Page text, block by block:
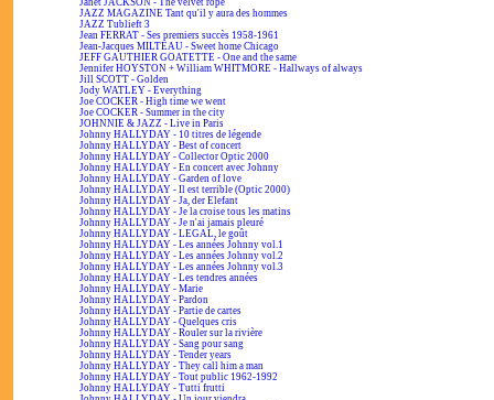
Janet JACKSON - The velvet rope
JAZZ MAGAZINE Tant qu'il y aura des hommes
JAZZ Tublieft 3
Jean FERRAT - Ses premiers succès 1958-1961
Jean-Jacques MILTEAU - Sweet home Chicago
JEFF GAUTHIER GOATETTE - One and the same
Jennifer HOYSTON + William WHITMORE - Hallways of always
Jill SCOTT - Golden
Jody WATLEY - Everything
Joe COCKER - High time we went
Joe COCKER - Summer in the city
JOHNNIE & JAZZ - Live in Paris
Johnny HALLYDAY - 10 titres de légende
Johnny HALLYDAY - Best of concert
Johnny HALLYDAY - Collector Optic 2000
Johnny HALLYDAY - En concert avec Johnny
Johnny HALLYDAY - Garden of love
Johnny HALLYDAY - Il est terrible (Optic 2000)
Johnny HALLYDAY - Ja, der Elefant
Johnny HALLYDAY - Je la croise tous les matins
Johnny HALLYDAY - Je n'ai jamais pleuré
Johnny HALLYDAY - LEGAL, le goût
Johnny HALLYDAY - Les années Johnny vol.1
Johnny HALLYDAY - Les années Johnny vol.2
Johnny HALLYDAY - Les années Johnny vol.3
Johnny HALLYDAY - Les tendres années
Johnny HALLYDAY - Marie
Johnny HALLYDAY - Pardon
Johnny HALLYDAY - Partie de cartes
Johnny HALLYDAY - Quelques cris
Johnny HALLYDAY - Rouler sur la rivière
Johnny HALLYDAY - Sang pour sang
Johnny HALLYDAY - Tender years
Johnny HALLYDAY - They call him a man
Johnny HALLYDAY - Tout public 1962-1992
Johnny HALLYDAY - Tutti frutti